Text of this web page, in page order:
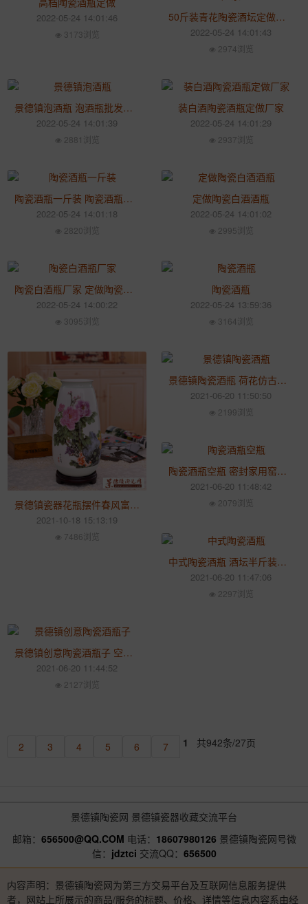
2022-05-24 14:01:46
3173浏览
50斤装青花陶瓷酒坛定做批发厂家
2022-05-24 14:01:43
2974浏览
景德镇泡酒瓶 泡酒瓶批发厂家
2022-05-24 14:01:39
2881浏览
装白酒陶瓷酒瓶定做厂家
2022-05-24 14:01:29
2937浏览
陶瓷酒瓶一斤装 陶瓷酒瓶批发厂
2022-05-24 14:01:18
2820浏览
定做陶瓷白酒酒瓶
2022-05-24 14:01:02
2995浏览
陶瓷白酒瓶厂家 定做陶瓷酒瓶厂
2022-05-24 14:00:22
3095浏览
陶瓷酒瓶
2022-05-24 13:59:36
3164浏览
景德镇瓷器花瓶摆件春风富贵牡丹花开客厅家居装饰摆设工艺品
2021-10-18 15:13:19
7486浏览
景德镇陶瓷酒瓶 荷花仿古家用白酒酒壶一斤装 创意白酒空酒瓶
2021-06-20 11:50:50
2199浏览
陶瓷酒瓶空瓶 密封家用窑藏一斤装酒瓶 复古风酒壶酒坛子
2021-06-20 11:48:42
2079浏览
中式陶瓷酒瓶 酒坛半斤装花果酒白酒瓶 仿古小酒壶纯色小酒瓶
2021-06-20 11:47:06
2297浏览
景德镇创意陶瓷酒瓶子 空瓶1斤装 密封家用酒壶套装摆件
2021-06-20 11:44:52
2127浏览
1
2 3 4 5 6 7 共942条/27页
景德镇陶瓷网 景德镇瓷器收藏交流平台
邮箱： 656500@QQ.COM 电话： 18607980126 景德镇陶瓷网号微
信： jdztci 交流QQ： 656500
内容声明：景德镇陶瓷网为第三方交易平台及互联网信息服务提供
者，网站上所展示的商品/服务的标题、价格、详情等信息内容系由经